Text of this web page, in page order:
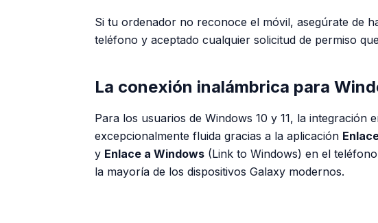
Si tu ordenador no reconoce el móvil, asegúrate de
teléfono y aceptado cualquier solicitud de permiso
La conexión inalámbrica para
Para los usuarios de Windows 10 y 11, la integración
excepcionalmente fluida gracias a la aplicación
y Enlace a Windows (Link to Windows) en el
la mayoría de los dispositivos Galaxy modernos.